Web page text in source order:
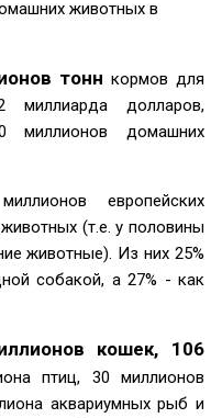
животных в
тонн кормов для
долларов,
миллионов домашних
европейских
(т.е. у половины
животные). Из них 25%
собакой, а 27% - как
кошек, 106
птиц, 30 миллионов
аквариумных рыб и